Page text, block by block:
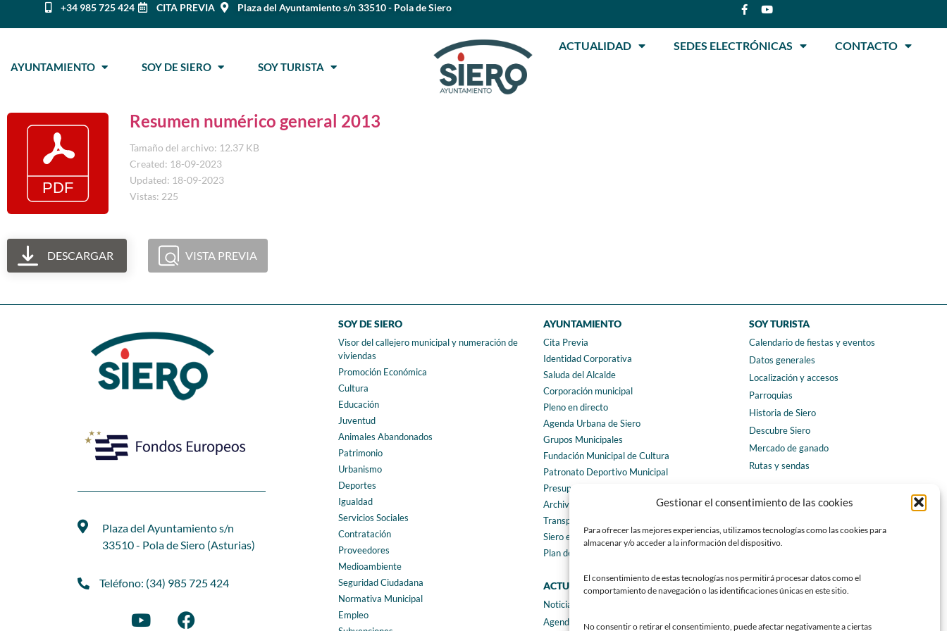
Gestionar el consentimiento de las cookies
Para ofrecer las mejores experiencias, utilizamos tecnologías como las cookies para
almacenar y/o acceder a la información del dispositivo.
El consentimiento de estas tecnologías nos permitirá procesar datos como el
comportamiento de navegación o las identificaciones únicas en este sitio.
No consentir o retirar el consentimiento, puede afectar negativamente a ciertas
+34 985 725 424 CITA PREVIA Plaza del Ayuntamiento s/n 33510 - Pola de Siero
AYUNTAMIENTO SOY DE SIERO SOY TURISTA
ACTUALIDAD SEDES ELECTRÓNICAS CONTACTO
Resumen numérico general 2013
Tamaño del archivo: 12.37 KB
Created: 18-09-2023
Updated: 18-09-2023
Vistas: 225
DESCARGAR VISTA PREVIA
Plaza del Ayuntamiento s/n
33510 - Pola de Siero (Asturias)
Teléfono: (34) 985 725 424
SOY DE SIERO
Visor del callejero municipal y numeración de
viviendas
Promoción Económica
Cultura
Educación
Juventud
Animales Abandonados
Patrimonio
Urbanismo
Deportes
Igualdad
Servicios Sociales
Contratación
Proveedores
Medioambiente
Seguridad Ciudadana
Normativa Municipal
Empleo
AYUNTAMIENTO
Cita Previa
Identidad Corporativa
Saluda del Alcalde
Corporación municipal
Pleno en directo
Agenda Urbana de Siero
Grupos Municipales
Fundación Municipal de Cultura
Patronato Deportivo Municipal
Presupuestos municipales
Archivo municipal
Transparencia
Siero en Cifras
Plan de igualdad
ACTUALIDAD
Noticias
Agenda
SOY TURISTA
Calendario de fiestas y eventos
Datos generales
Localización y accesos
Parroquias
Historia de Siero
Descubre Siero
Mercado de ganado
Rutas y sendas
CONTACTO
Teléfonos de interés
Formulario de contacto